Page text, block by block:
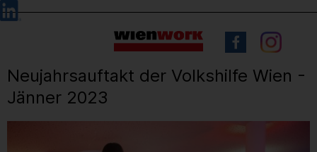
Barrierefreie
Bedienung
Sprachauswahl
Neujahrsauftakt der Volkshilfe Wien -
Jänner 2023